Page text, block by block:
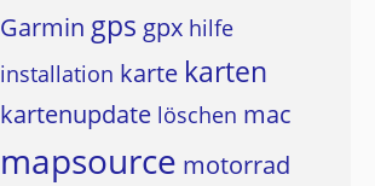
Garmin gps gpx hilfe
installation karte karten
kartenupdate löschen mac
mapsource motorrad